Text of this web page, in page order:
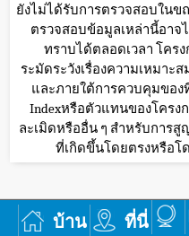
ยังไม่ได้รับการตรวจสอบในข
ตรวจสอบข้อมูลเหล่านี้อาจ
ทราบได้ตลอดเวลา โครง
ระมัดระวังเรื่องความเหมาะ
และภายใต้การควบคุมของ
Indexหรือตัวแทนของโคร
ละเมิดหรืออื่น ๆ สำหรับการสู
ที่เกิดขึ้นโดยตรงหรือ
บ้าน ที่นี่